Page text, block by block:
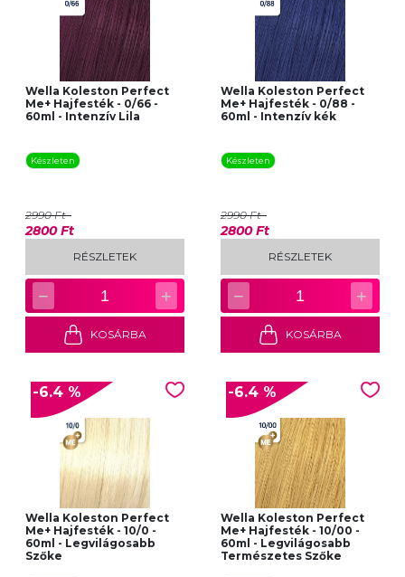
Wella Koleston Perfect
Me+ Hajfesték - 0/66 -
60ml - Intenzív Lila
Készleten
2990 Ft
2800 Ft
RÉSZLETEK
− 1 +
KOSÁRBA
Wella Koleston Perfect
Me+ Hajfesték - 0/88 -
60ml - Intenzív kék
Készleten
2990 Ft
2800 Ft
RÉSZLETEK
− 1 +
KOSÁRBA
-6.4 %
Wella Koleston Perfect
Me+ Hajfesték - 10/0 -
60ml - Legvilágosabb
Szőke
-6.4 %
Wella Koleston Perfect
Me+ Hajfesték - 10/00 -
60ml - Legvilágosabb
Természetes Szőke